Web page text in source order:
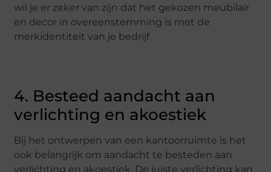
wil je er zeker van zijn dat het gekozen meubilair
en decor in overeenstemming is met de
merkidentiteit van je bedrijf
4. Besteed aandacht aan
verlichting en akoestiek
Bij het ontwerpen van een kantoorruimte is het
ook belangrijk om aandacht te besteden aan
verlichting en akoestiek. De juiste verlichting kan